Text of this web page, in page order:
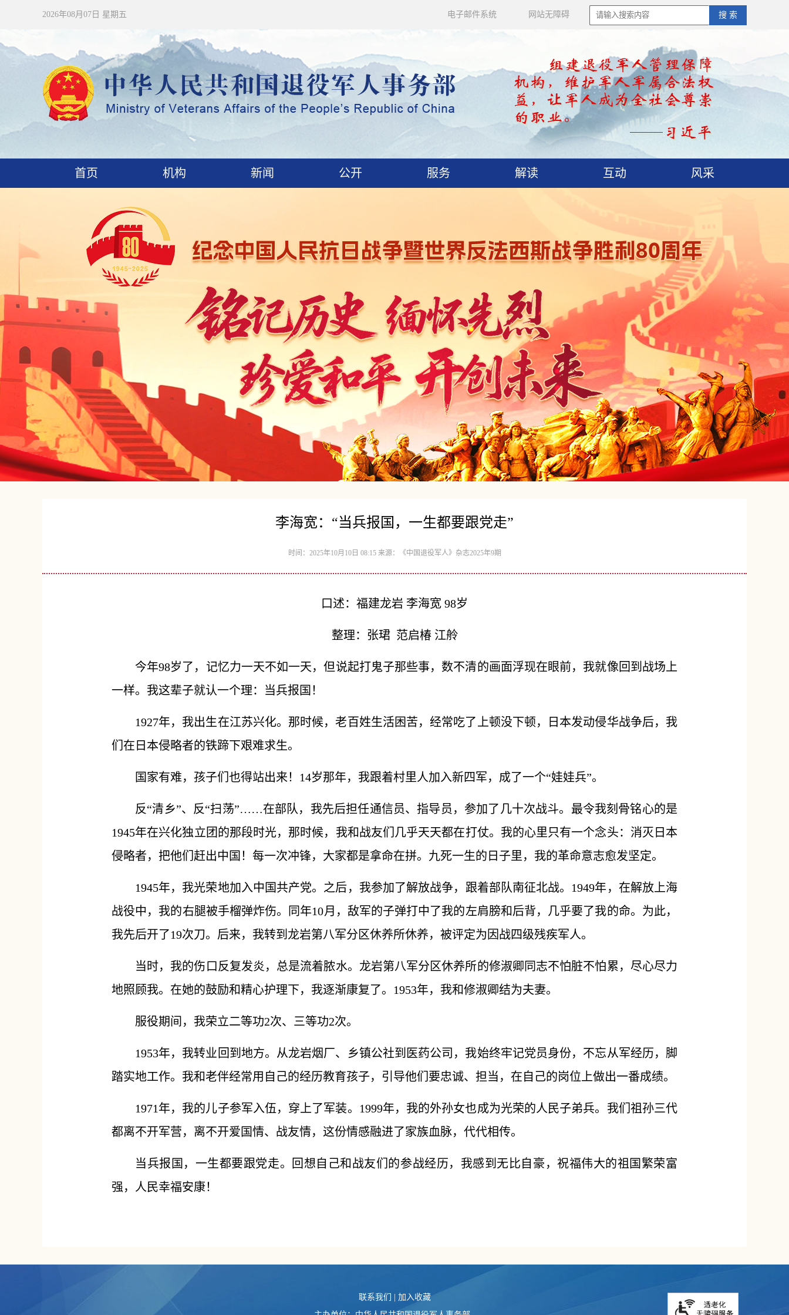
2026年08月07日 星期五 搜 索
电子邮件系统 网站无障碍
首页 机构 新闻 公开 服务 解读 互动 风采
李海宽：“当兵报国，一生都要跟党走”
时间：2025年10月10日 08:15 来源：《中国退役军人》杂志2025年9期
口述：福建龙岩 李海宽 98岁
整理：张珺 范启椿 江舲
今年98岁了，记忆力一天不如一天，但说起打鬼子那些事，数不清的画面浮现在眼前，我就像回到战场上
一样。我这辈子就认一个理：当兵报国！
1927年，我出生在江苏兴化。那时候，老百姓生活困苦，经常吃了上顿没下顿，日本发动侵华战争后，我
们在日本侵略者的铁蹄下艰难求生。
国家有难，孩子们也得站出来！14岁那年，我跟着村里人加入新四军，成了一个“娃娃兵”。
反“清乡”、反“扫荡”……在部队，我先后担任通信员、指导员，参加了几十次战斗。最令我刻骨铭心的是
1945年在兴化独立团的那段时光，那时候，我和战友们几乎天天都在打仗。我的心里只有一个念头：消灭日本
侵略者，把他们赶出中国！每一次冲锋，大家都是拿命在拼。九死一生的日子里，我的革命意志愈发坚定。
1945年，我光荣地加入中国共产党。之后，我参加了解放战争，跟着部队南征北战。1949年，在解放上海
战役中，我的右腿被手榴弹炸伤。同年10月，敌军的子弹打中了我的左肩膀和后背，几乎要了我的命。为此，
我先后开了19次刀。后来，我转到龙岩第八军分区休养所休养，被评定为因战四级残疾军人。
当时，我的伤口反复发炎，总是流着脓水。龙岩第八军分区休养所的修淑卿同志不怕脏不怕累，尽心尽力
地照顾我。在她的鼓励和精心护理下，我逐渐康复了。1953年，我和修淑卿结为夫妻。
服役期间，我荣立二等功2次、三等功2次。
1953年，我转业回到地方。从龙岩烟厂、乡镇公社到医药公司，我始终牢记党员身份，不忘从军经历，脚
踏实地工作。我和老伴经常用自己的经历教育孩子，引导他们要忠诚、担当，在自己的岗位上做出一番成绩。
1971年，我的儿子参军入伍，穿上了军装。1999年，我的外孙女也成为光荣的人民子弟兵。我们祖孙三代
都离不开军营，离不开爱国情、战友情，这份情感融进了家族血脉，代代相传。
当兵报国，一生都要跟党走。回想自己和战友们的参战经历，我感到无比自豪，祝福伟大的祖国繁荣富
强，人民幸福安康！
联系我们
加入收藏